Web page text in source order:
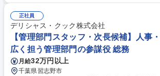
を通して企画を立案し、提案します。お客さまや講
の告知を実施し、研修当日の運営を行います。 ■自治
ト推進業務：自治体や大学から委託を受けて研修や
ェクトを推進しています。 募集職種 【企業向けオーダーメイド研修の企
画運営】人事コンサル領域/在宅勤務可
正社員
デリシャス・クック株式会社
【管理部門スタッフ・次長候補】人事
広く担う管理部門の参謀役 総務
月給32万円以上
千葉県習志野市